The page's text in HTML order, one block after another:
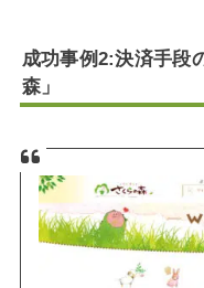
成功事例2:決済手段
森」